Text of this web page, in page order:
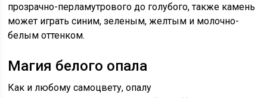
прозрачно-перламутрового до голубого, также камень
может играть синим, зеленым, желтым и молочно-
белым оттенком.
Магия белого опала
Как и любому самоцвету, опалу